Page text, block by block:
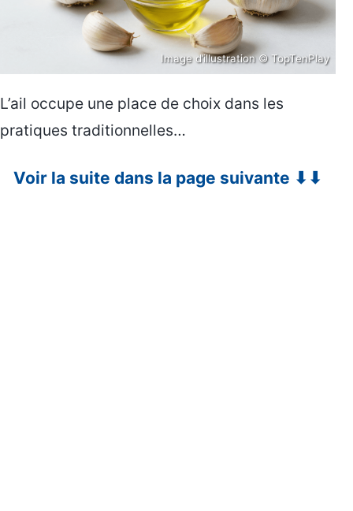
Image d’illustration © TopTenPlay
L’ail occupe une place de choix dans les
pratiques traditionnelles…
Voir la suite dans la page suivante ⬇⬇